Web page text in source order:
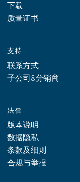
下载
质量证书
支持
联系方式
子公司&分销商
法律
版本说明
数据隐私
条款及细则
合规与举报